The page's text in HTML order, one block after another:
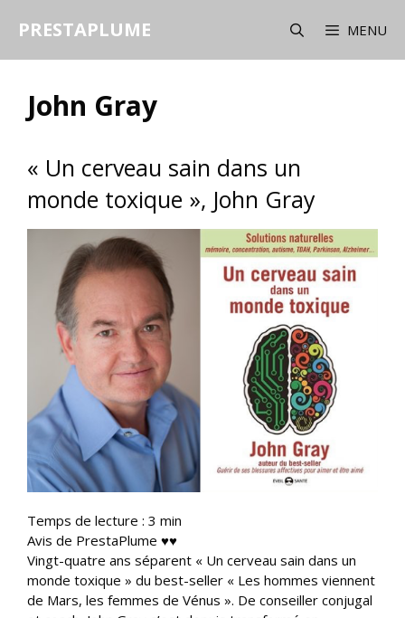
PRESTAPLUME MENU
John Gray
« Un cerveau sain dans un
monde toxique », John Gray
Temps de lecture : 3 min
Avis de PrestaPlume ♥♥
Vingt-quatre ans séparent « Un cerveau sain dans un
monde toxique » du best-seller « Les hommes viennent
de Mars, les femmes de Vénus ». De conseiller conjugal